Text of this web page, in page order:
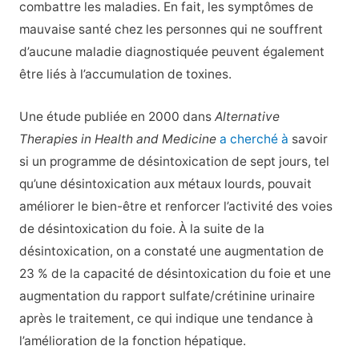
combattre les maladies. En fait, les symptômes de
mauvaise santé chez les personnes qui ne souffrent
d’aucune maladie diagnostiquée peuvent également
être liés à l’accumulation de toxines.
Une étude publiée en 2000 dans Alternative
Therapies in Health and Medicine a cherché à savoir
si un programme de désintoxication de sept jours, tel
qu’une désintoxication aux métaux lourds, pouvait
améliorer le bien-être et renforcer l’activité des voies
de désintoxication du foie. À la suite de la
désintoxication, on a constaté une augmentation de
23 % de la capacité de désintoxication du foie et une
augmentation du rapport sulfate/crétinine urinaire
après le traitement, ce qui indique une tendance à
l’amélioration de la fonction hépatique.